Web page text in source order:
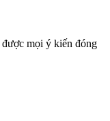
mọi ý kiến đóng